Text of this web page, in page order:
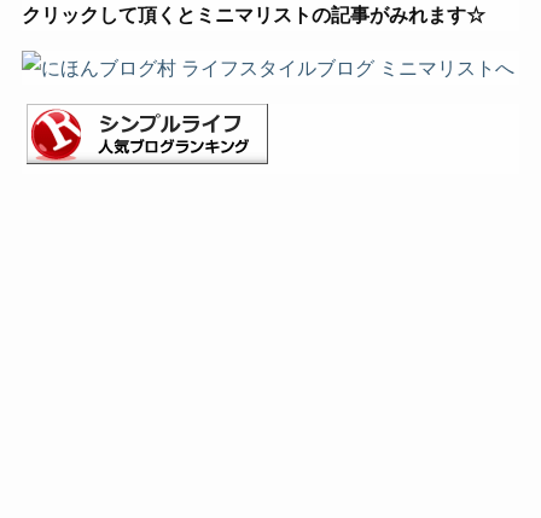
クリックして頂くとミニマリストの記事がみれます☆